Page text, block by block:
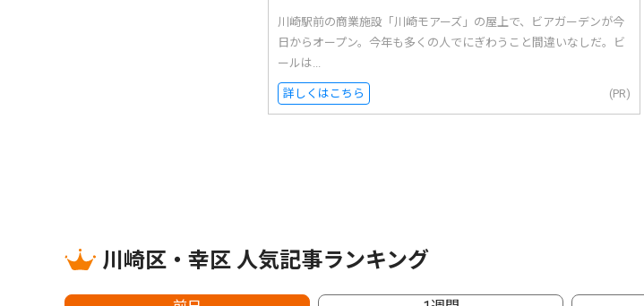
川崎駅前の商業施設「川崎モアーズ」の屋上で、ビアガーデンが今
日からオープン。今年も多くの人でにぎわうこと間違いなしだ。ビ
ールは...
詳しくはこちら (PR)
川崎区・幸区 人気記事ランキング